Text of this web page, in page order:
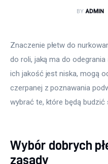
LifestyleBY ADMIN
Znaczenie płetw do
do roli, jaką ma do
ich jakość jest niska, mogą
czerpanej z poznawania
wybrać te, które będą budzić
Wybór dobrych
zasady